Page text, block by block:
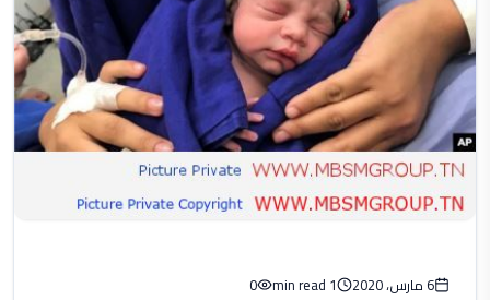
6 مارس، 2020 1 min read
0